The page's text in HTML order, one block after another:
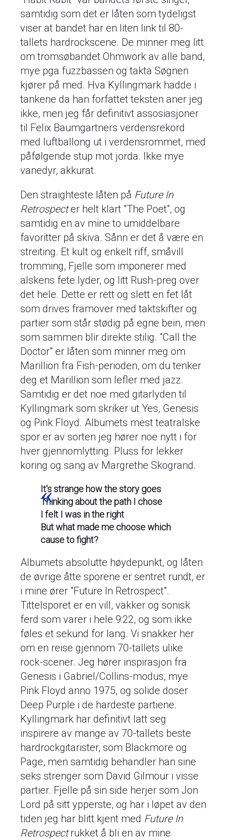
samtidig som det er låten som tydeligst
viser at bandet har en liten link til 80-
tallets hardrockscene. De minner meg litt
om tromsøbandet Ohmwork av alle band,
mye pga fuzzbassen og takta Søgnen
kjører på med. Hva Kyllingmark hadde i
tankene da han forfattet teksten aner jeg
ikke, men jeg får definitivt assosiasjoner
til Felix Baumgartners verdensrekord
med luftballong ut i verdensrommet, med
påfølgende stup mot jorda. Ikke mye
vanedyr, akkurat.
Den straighteste låten på Future In
Retrospecter helt klart "The Poet", og
samtidig en av mine to umiddelbare
favoritter på skiva. Sånn er det å være en
streiting. Et kult og enkelt riff, småvill
tromming, Fjelle som imponerer med
alskens fete lyder, og litt Rush-preg over
det hele. Dette er rett og slett en fet låt
som drives framover med taktskifter og
partier som står stødig på egne bein, men
som sammen blir direkte stilig. "Call the
Doctor" er låten som minner meg om
Marillion fra Fish-perioden, om du tenker
deg et Marillion som lefler med jazz.
Samtidig er det noe med gitarlyden til
Kyllingmark som skriker ut Yes, Genesis
og Pink Floyd. Albumets mest teatralske
spor er av sorten jeg hører noe nytt i for
hver gjennomlytting. Pluss for lekker
koring og sang av Margrethe Skogrand.
It's strange how the story goes
Thinking about the path I chose
I felt I was in the right
But what made me choose which
cause to fight?
Albumets absolutte høydepunkt, og låten
de øvrige åtte sporene er sentret rundt, er
i mine ører "Future In Retrospect".
Tittelsporet er en vill, vakker og sonisk
ferd som varer i hele 9:22, og som ikke
føles et sekund for lang. Vi snakker her
om en reise gjennom 70-tallets ulike
rock-scener. Jeg hører inspirasjon fra
Genesis i Gabriel/Collins-modus, mye
Pink Floyd anno 1975, og solide doser
Deep Purple i de hardeste partiene.
Kyllingmark har definitivt latt seg
inspirere av mange av 70-tallets beste
hardrockgitarister, som Blackmore og
Page, men samtidig behandler han sine
seks strenger som David Gilmour i visse
partier. Fjelle på sin side herjer som Jon
Lord på sitt ypperste, og har i løpet av den
tiden jeg har blitt kjent med Future In
Retrospectrukket å bli en av mine